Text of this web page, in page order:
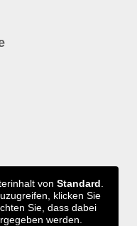
von Standard
klicken Sie
Sie, dass dabei
werden.